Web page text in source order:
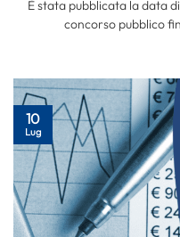
È stata pubblicata la data
concorso pubblico
10
Lug